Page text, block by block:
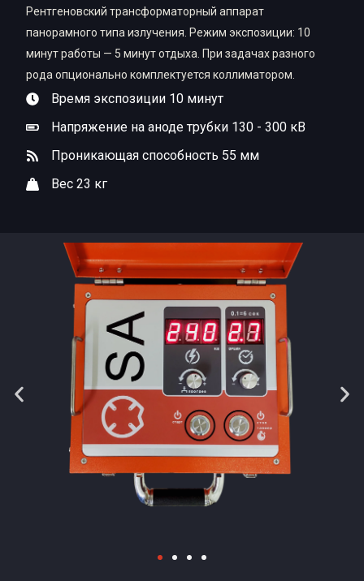
Рентгеновский трансформаторный аппарат
панорамного типа излучения. Режим экспозиции: 10
минут работы — 5 минут отдыха. При задачах разного
рода опционально комплектуется коллиматором.
Время экспозиции 10 минут
Напряжение на аноде трубки 130 - 300 кВ
Проникающая способность 55 мм
Вес 23 кг